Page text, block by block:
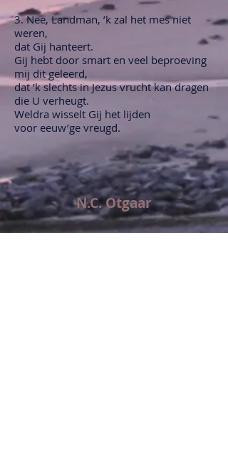
3. Nee, Landman, ’k zal het mes niet
weren,
dat Gij hanteert.
Gij hebt door smart en veel beproeving
mij dit geleerd,
dat ’k slechts in Jezus vrucht kan dragen
die U verheugt.
Weldra wisselt Gij het lijden
voor eeuw’ge vreugd.
N.C. Otgaar